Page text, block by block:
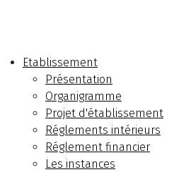
Etablissement
Présentation
Organigramme
Projet d'établissement
Réglements intérieurs
Réglement financier
Les instances